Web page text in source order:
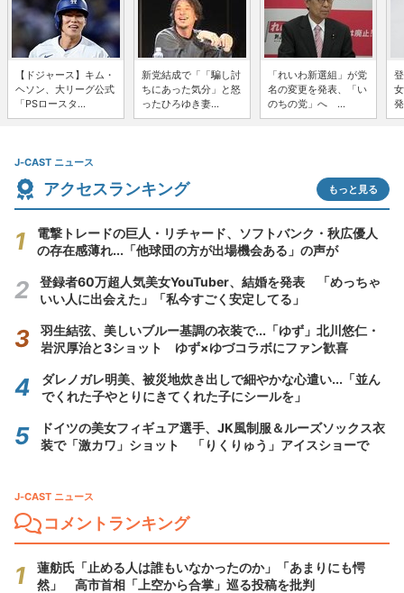
【ドジャース】キム・
ヘソン、大リーグ公式
「PSロースタ...
新党結成で「「騙し討
ちにあった気分」と怒
ったひろゆき妻...
「れいわ新選組」が党
名の変更を発表、「い
のちの党」へ ...
J-CAST ニュース
アクセスランキング もっと見る
電撃トレードの巨人・リチャード、ソフトバンク・秋広優人
の存在感薄れ...「他球団の方が出場機会ある」の声が
登録者60万超人気美女YouTuber、結婚を発表 「めっちゃ
いい人に出会えた」「私今すごく安定してる」
羽生結弦、美しいブルー基調の衣装で...「ゆず」北川悠仁・
岩沢厚治と3ショット ゆず×ゆづコラボにファン歓喜
ダレノガレ明美、被災地炊き出しで細やかな心遣い...「並ん
でくれた子やとりにきてくれた子にシールを」
ドイツの美女フィギュア選手、JK風制服＆ルーズソックス衣
装で「激カワ」ショット 「りくりゅう」アイスショーで
J-CAST ニュース
コメントランキング
蓮舫氏「止める人は誰もいなかったのか」「あまりにも愕
然」 高市首相「上空から合掌」巡る投稿を批判